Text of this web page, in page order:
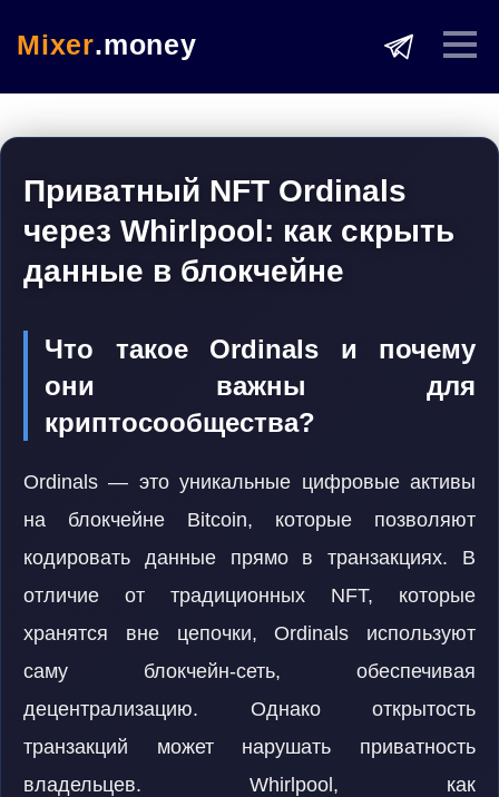
Mixer.money
Приватный NFT Ordinals
через Whirlpool: как скрыть
данные в блокчейне
Что такое Ordinals и почему
они важны для
криптосообщества?
Ordinals — это уникальные цифровые активы
на блокчейне Bitcoin, которые позволяют
кодировать данные прямо в транзакциях. В
отличие от традиционных NFT, которые
хранятся вне цепочки, Ordinals используют
саму блокчейн-сеть, обеспечивая
децентрализацию. Однако открытость
транзакций может нарушать приватность
владельцев. Whirlpool, как